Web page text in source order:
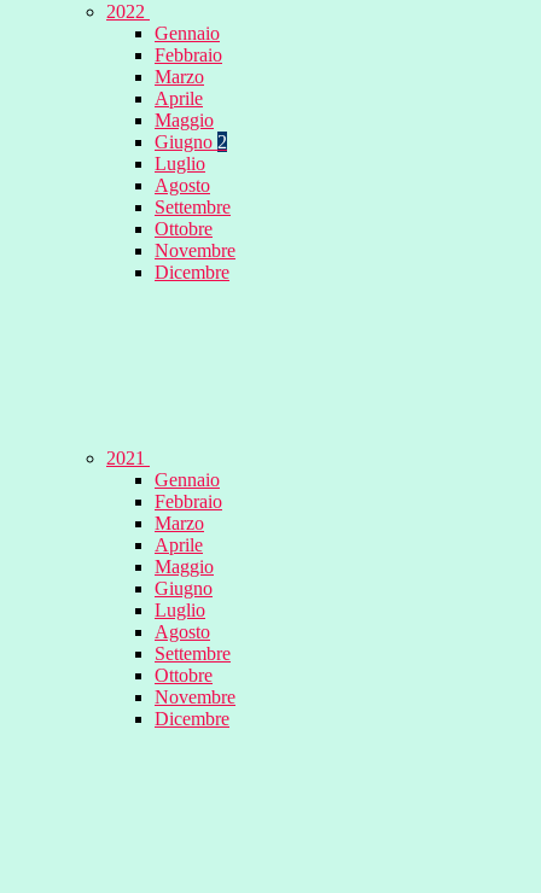
2022
Gennaio
Febbraio
Marzo
Aprile
Maggio
Giugno 2
Luglio
Agosto
Settembre
Ottobre
Novembre
Dicembre
2021
Gennaio
Febbraio
Marzo
Aprile
Maggio
Giugno
Luglio
Agosto
Settembre
Ottobre
Novembre
Dicembre